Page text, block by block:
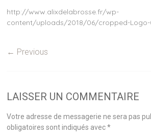
http://www.alixdelabrosse.fr/wp-
content/uploads/2018/06/cropped-Logo-
← Previous
LAISSER UN COMMENTAIRE
Votre adresse de messagerie ne sera pas
obligatoires sont indiqués avec*